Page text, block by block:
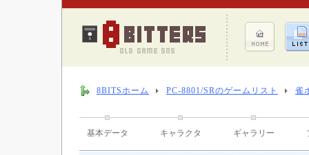
8BITSホーム PC-8801/SRのゲームリスト 雀
基本データ キャラクタ ギャラリー